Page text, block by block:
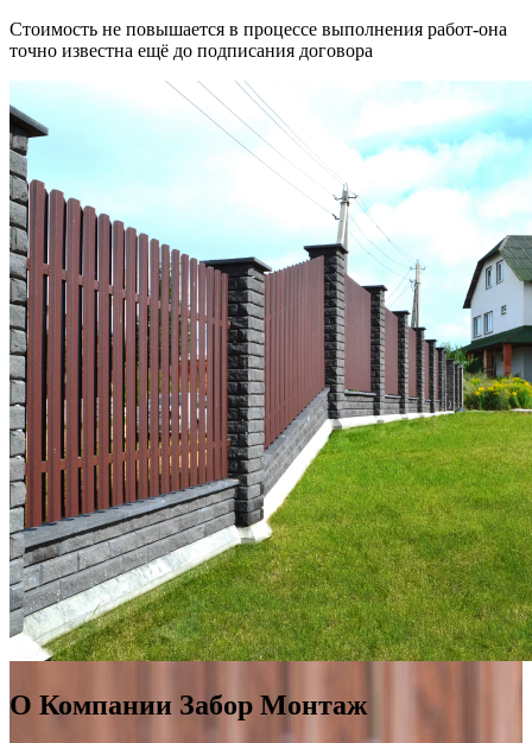
Стоимость не повышается в процессе выполнения работ-она
точно известна ещё до подписания договора
О Компании Забор Монтаж